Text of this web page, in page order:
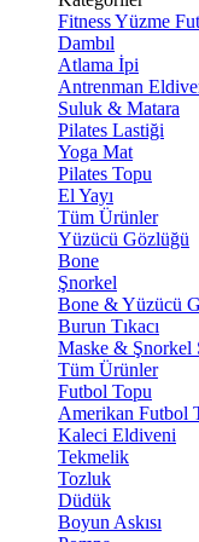
FitnessYüzme
Dambıl
Atlama İpi
Antrenman
Suluk & Matara
Pilates Lastiği
Yoga Mat
Pilates Topu
El Yayı
Tüm Ürünler
Yüzücü Gözlüğü
Bone
Şnorkel
Bone & Yüzücü
Burun Tıkacı
Maske & Şnorkel
Tüm Ürünler
Futbol Topu
Amerikan Futbol
Kaleci Eldiveni
Tekmelik
Tozluk
Düdük
Boyun Askısı